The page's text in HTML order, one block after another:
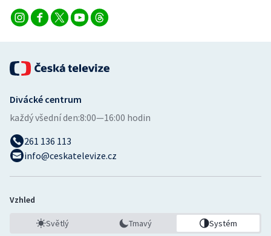
Divácké centrum
každý všední den:8:00—16:00 hodin
261 136 113
info@ceskatelevize.cz
Vzhled
Světlý Tmavý Systém